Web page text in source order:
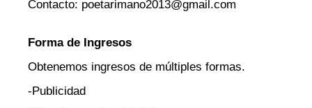
Contacto: poetarimano2013@gmail.com
Forma de Ingresos
Obtenemos ingresos de múltiples formas.
-Publicidad